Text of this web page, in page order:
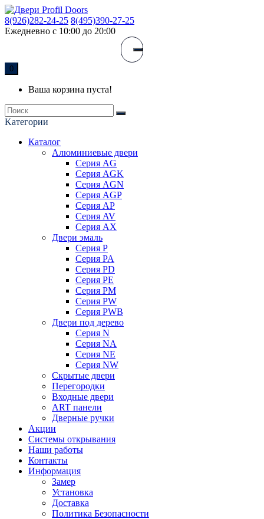
8(926)282-24-25 8(495)390-27-25
Ежедневно с 10:00 до 20:00
0
Ваша корзина пуста!
Kатегории
Каталог
Алюминиевые двери
Серия AG
Серия AGK
Серия AGN
Серия AGP
Серия AP
Серия AV
Серия AX
Двери эмаль
Серия P
Серия PA
Серия PD
Серия PE
Серия PM
Серия PW
Серия PWB
Двери под дерево
Серия N
Серия NA
Серия NE
Серия NW
Скрытые двери
Перегородки
Входные двери
ART панели
Дверные ручки
Акции
Системы открывания
Наши работы
Контакты
Информация
Замер
Установка
Доставка
Политика Безопасности